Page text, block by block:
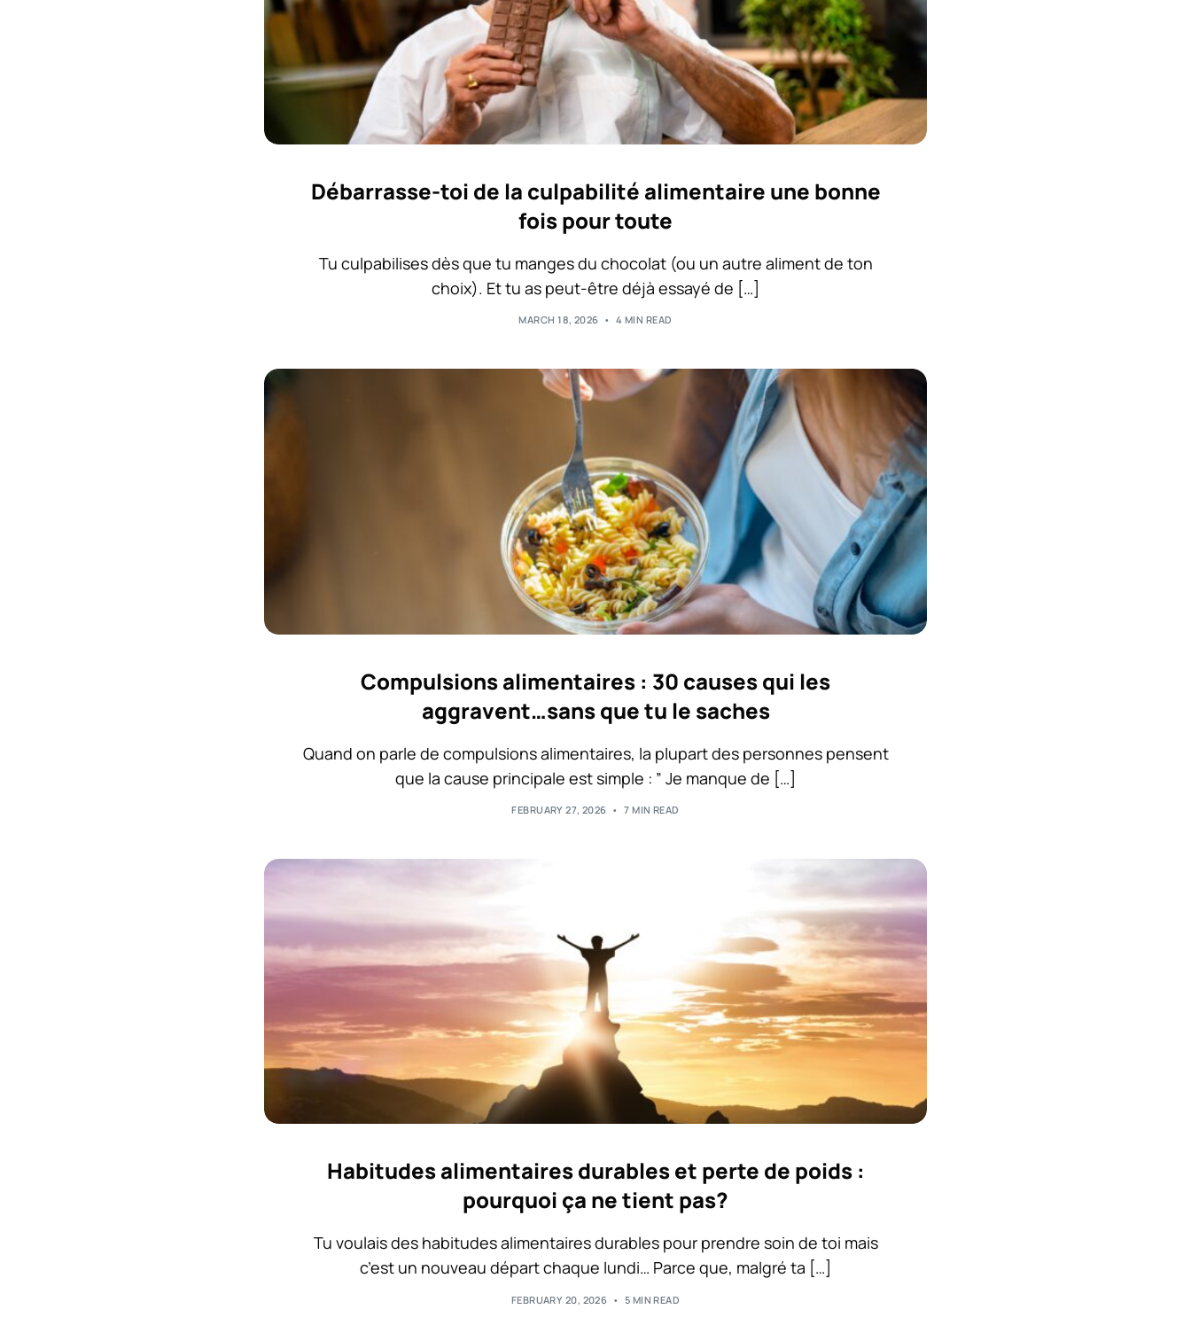
Débarrasse-toi de la culpabilité alimentaire une bonne
fois pour toute
Tu culpabilises dès que tu manges du chocolat (ou un autre aliment de ton
choix). Et tu as peut-être déjà essayé de […]
MARCH 18, 2026 4 MIN READ
Compulsions alimentaires : 30 causes qui les
aggravent…sans que tu le saches
Quand on parle de compulsions alimentaires, la plupart des personnes pensent
que la cause principale est simple : ” Je manque de […]
FEBRUARY 27, 2026 7 MIN READ
Habitudes alimentaires durables et perte de poids :
pourquoi ça ne tient pas?
Tu voulais des habitudes alimentaires durables pour prendre soin de toi mais
c’est un nouveau départ chaque lundi… Parce que, malgré ta […]
FEBRUARY 20, 2026 5 MIN READ